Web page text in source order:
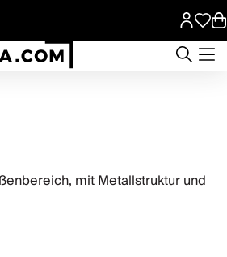
mit Metallstruktur und